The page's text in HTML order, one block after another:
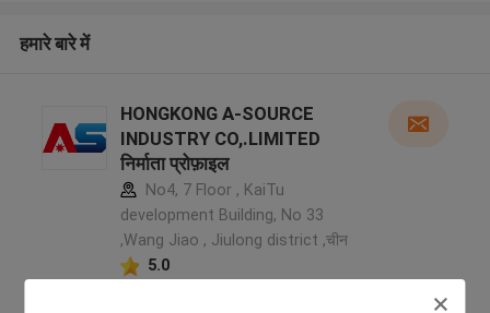
हमारे बारे में
HONGKONG A-SOURCE
INDUSTRY CO,.LIMITED
निर्माता प्रोफ़ाइल
No4, 7 Floor , KaiTu
development Building, No 33
,Wang Jiao , Jiulong district ,चीन
5.0